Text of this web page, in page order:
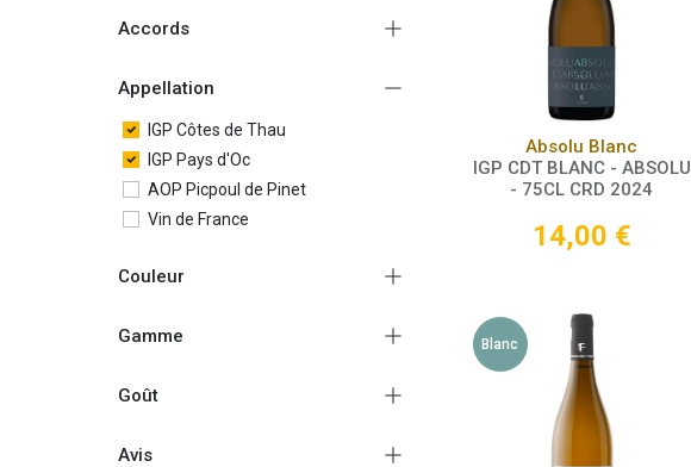
Accords
Appellation
IGP Côtes de Thau
IGP Pays d'Oc
AOP Picpoul de Pinet
Vin de France
Couleur
Gamme
Goût
Avis
Panier
Absolu Blanc
IGP CDT BLANC - ABSOLU
- 75CL CRD 2024
14,00 €
Blanc